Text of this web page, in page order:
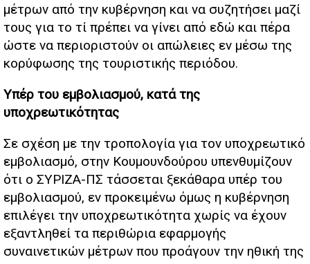
μέτρων από την κυβέρνηση και να συζητήσει μαζί
τους για το τί πρέπει να γίνει από εδώ και πέρα
ώστε να περιοριστούν οι απώλειες εν μέσω της
κορύφωσης της τουριστικής περιόδου.
Υπέρ του εμβολιασμού, κατά της
υποχρεωτικότητας
Σε σχέση με την τροπολογία για τον υποχρεωτικό
εμβολιασμό, στην Κουμουνδούρου υπενθυμίζουν
ότι ο ΣΥΡΙΖΑ-ΠΣ τάσσεται ξεκάθαρα υπέρ του
εμβολιασμού, εν προκειμένω όμως η κυβέρνηση
επιλέγει την υποχρεωτικότητα χωρίς να έχουν
εξαντληθεί τα περιθώρια εφαρμογής
συναινετικών μέτρων που προάγουν την ηθική της